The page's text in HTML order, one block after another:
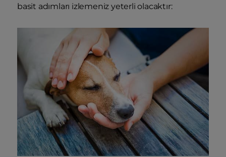
basit adımları izlemeniz yeterli olacaktır: